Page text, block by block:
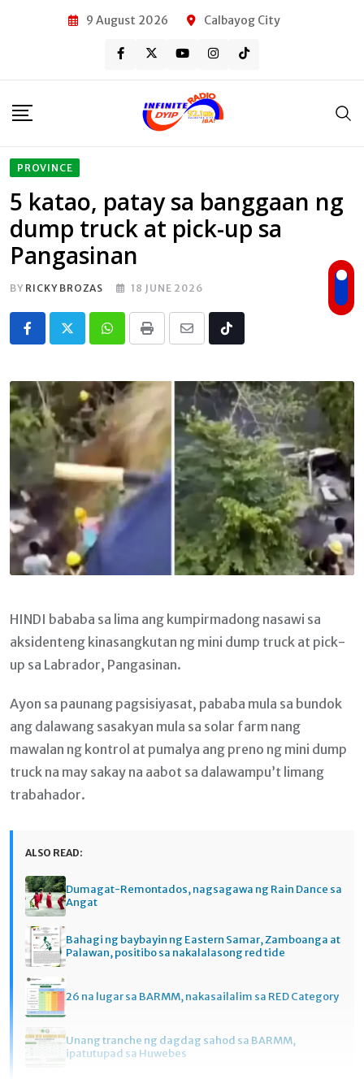
9 August 2026 Calbayog City
PROVINCE
5 katao, patay sa banggaan ng
dump truck at pick-up sa
Pangasinan
BY RICKY BROZAS 18 JUNE 2026
Whatsapp
Print
Share
Email
Tiktok
HINDI bababa sa lima ang kumpirmadong nasawi sa
aksidenteng kinasangkutan ng mini dump truck at pick-
up sa Labrador, Pangasinan.
Ayon sa paunang pagsisiyasat, pababa mula sa bundok
ang dalawang sasakyan mula sa solar farm nang
mawalan ng kontrol at pumalya ang preno ng mini dump
truck na may sakay na aabot sa dalawampu’t limang
trabahador.
ALSO READ:
Dumagat-Remontados, nagsagawa ng Rain Dance sa
Angat
Bahagi ng baybayin ng Eastern Samar, Zamboanga at
Palawan, positibo sa nakalalasong red tide
26 na lugar sa BARMM, nakasailalim sa RED Category
Unang tranche ng dagdag sahod sa BARMM,
ipatutupad sa Huwebes